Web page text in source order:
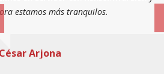
estamos más tranquilos.
César Arjona